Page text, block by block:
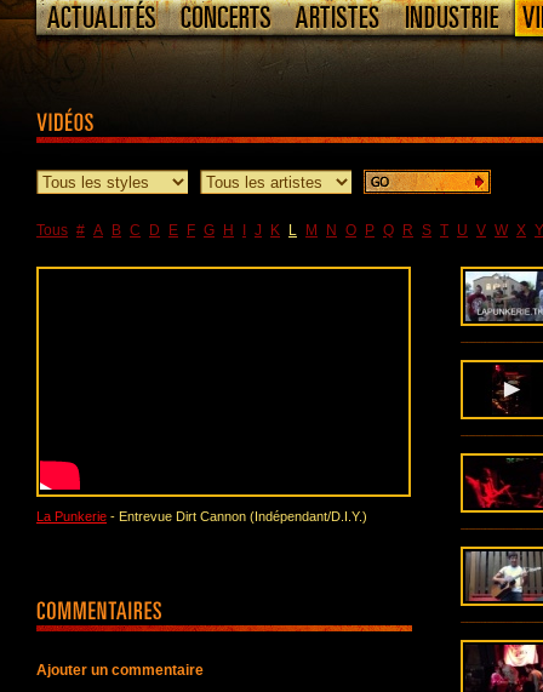
Tous # A B C D E F G H J K L M N O P Q R S T U V W X Y
La Punkerie - Entrevue Dirt Cannon (Indépendant/D.I.Y.)
Ajouter un commentaire